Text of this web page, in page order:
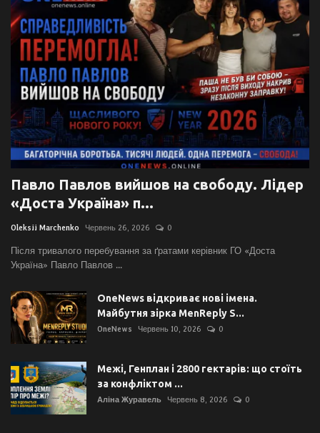
Павло Павлов вийшов на свободу. Лідер
«Доста Україна» п...
Oleksii Marchenko Червень 26, 2026 0
Після тривалого перебування за ґратами керівник ГО «Доста
Україна» Павло Павлов ...
OneNews відкриває нові імена.
Майбутня зірка MenReply S...
OneNews Червень 10, 2026 0
Межі, Генплан і 2800 гектарів: що стоїть
за конфліктом ...
Аліна Журавель Червень 8, 2026 0